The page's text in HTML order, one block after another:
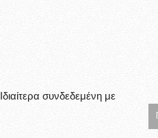
Ιδιαίτερα συνδεδεμένη με